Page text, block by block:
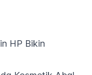
HP Bikin